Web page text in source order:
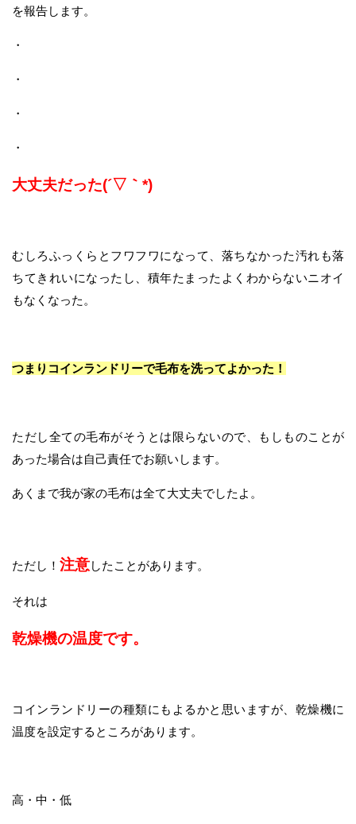
を報告します。
・
・
・
・
大丈夫だった(´▽｀*)
むしろふっくらとフワフワになって、落ちなかった汚れも落
ちてきれいになったし、積年たまったよくわからないニオイ
もなくなった。
つまりコインランドリーで毛布を洗ってよかった！
ただし全ての毛布がそうとは限らないので、もしものことが
あった場合は自己責任でお願いします。
あくまで我が家の毛布は全て大丈夫でしたよ。
ただし！ 注意したことがあります。
それは
乾燥機の温度です。
コインランドリーの種類にもよるかと思いますが、乾燥機に
温度を設定するところがあります。
高・中・低